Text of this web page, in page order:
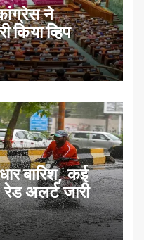
ने
किया व्हिप
बारिश, कई
अलर्ट जारी